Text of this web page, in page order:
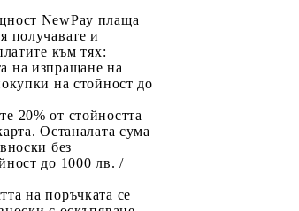
NewPay плаща
получавате и
към тях:
на изпращане на
на стойност до
20% от стойността
Останалата сума
без
до 1000 лв. /
на поръчката се